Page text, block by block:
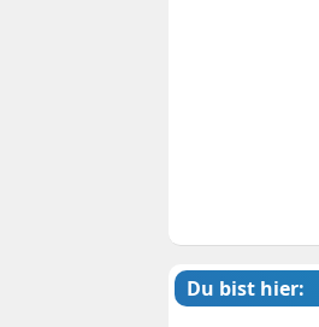
Du bist hier: